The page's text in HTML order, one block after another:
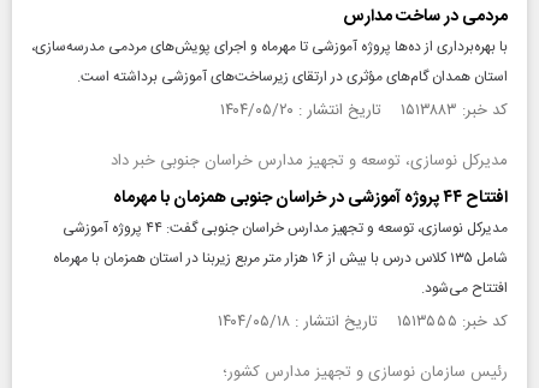
مردمی در ساخت مدارس
با بهره‌برداری از ده‌ها پروژه آموزشی تا مهرماه و اجرای پویش‌های مردمی مدرسه‌سازی،
استان همدان گام‌های مؤثری در ارتقای زیرساخت‌های آموزشی برداشته است.
کد خبر: ۱۵۱۳۸۸۳ تاریخ انتشار : ۱۴۰۴/۰۵/۲۰
مدیرکل نوسازی، توسعه و تجهیز مدارس خراسان جنوبی خبر داد
افتتاح ۴۴ پروژه آموزشی در خراسان جنوبی همزمان با مهرماه
مدیرکل نوسازی، توسعه و تجهیز مدارس خراسان جنوبی گفت: ۴۴ پروژه آموزشی
شامل ۱۳۵ کلاس درس با بیش از ۱۶ هزار متر مربع زیربنا در استان همزمان با مهرماه
افتتاح می‌شود.
کد خبر: ۱۵۱۳۵۵۵ تاریخ انتشار : ۱۴۰۴/۰۵/۱۸
رئیس سازمان نوسازی و تجهیز مدارس کشور؛